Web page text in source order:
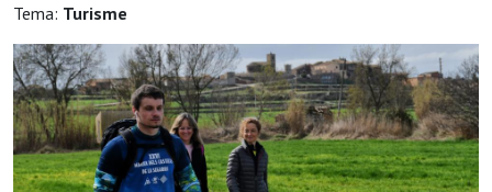
Tema: Turisme